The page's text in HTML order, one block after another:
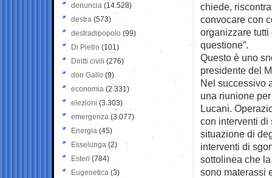
chiede,
convocare con
organizzare
questione”.
Questo è uno
presidente del
Nel successivo
una riunione
Lucani.
con interventi di
situazione di
interventi di
sottolinea che
sono materassi
denuncia (14.528)
destra (573)
destradipopolo (99)
Di Pietro (101)
Diritti civili (276)
don Gallo (9)
economia (2.331)
elezioni (3.303)
emergenza (3.077)
Energia (45)
Esselunga (2)
Esteri (784)
Eugenetica (3)